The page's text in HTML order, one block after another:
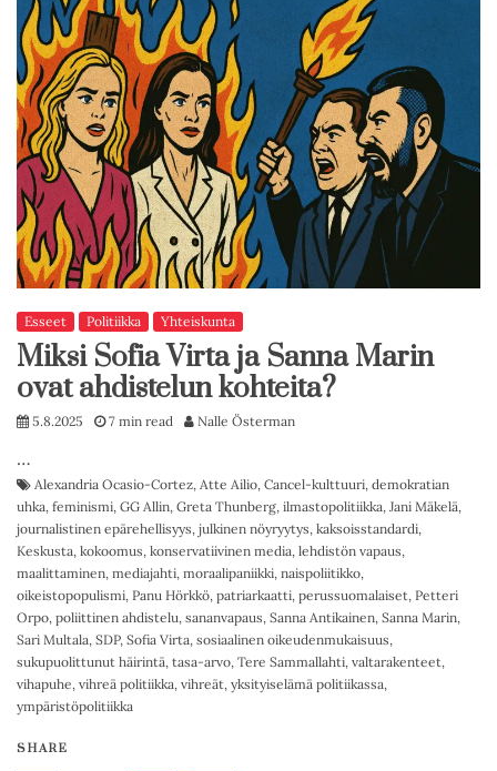
Esseet Politiikka Yhteiskunta
Miksi Sofia Virta ja Sanna Marin
ovat ahdistelun kohteita?
5.8.2025 7 min read Nalle Österman
…
Alexandria Ocasio-Cortez, Atte Ailio, Cancel-kulttuuri, demokratian
uhka, feminismi, GG Allin, Greta Thunberg, ilmastopolitiikka, Jani Mäkelä,
journalistinen epärehellisyys, julkinen nöyryytys, kaksoisstandardi,
Keskusta, kokoomus, konservatiivinen media, lehdistön vapaus,
maalittaminen, mediajahti, moraalipaniikki, naispoliitikko,
oikeistopopulismi, Panu Hörkkö, patriarkaatti, perussuomalaiset, Petteri
Orpo, poliittinen ahdistelu, sananvapaus, Sanna Antikainen, Sanna Marin,
Sari Multala, SDP, Sofia Virta, sosiaalinen oikeudenmukaisuus,
sukupuolittunut häirintä, tasa-arvo, Tere Sammallahti, valtarakenteet,
vihapuhe, vihreä politiikka, vihreät, yksityiselämä politiikassa,
ympäristöpolitiikka
SHARE